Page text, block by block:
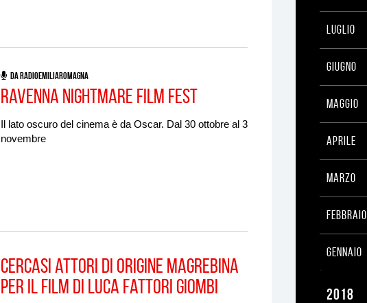
DA RADIOEMILIAROMAGNA
Ravenna Nightmare Film Fest
Il lato oscuro del cinema è da Oscar. Dal 30 ottobre al 3
novembre
Cercasi attori di origine magrebina
per il film di Luca Fattori Giombi
LUGLIO
GIUGNO
MAGGIO
APRILE
MARZO
FEBBRAIO
GENNAIO
2018